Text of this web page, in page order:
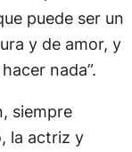
puede ser un
y de amor, y
nada”.
siempre
la actriz y